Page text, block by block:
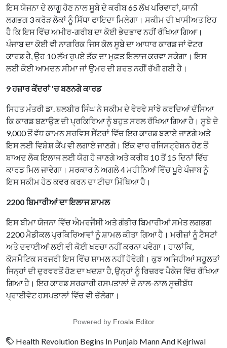
ਇਸ ਯੋਜਨਾ ਦੇ ਲਾਗੂ ਹੋਣ ਨਾਲ ਸੂਬੇ ਦੇ ਕਰੀਬ 65 ਲੱਖ ਪਰਿਵਾਰਾਂ, ਯਾਨੀ
ਲਗਭਗ 3 ਕਰੋੜ ਲੋਕਾਂ ਨੂੰ ਸਿੱਧਾ ਫਾਇਦਾ ਮਿਲੇਗਾ। ਸਕੀਮ ਦੀ ਖਾਸੀਅਤ ਇਹ
ਹੈ ਕਿ ਇਸ ਵਿੱਚ ਅਮੀਰ-ਗਰੀਬ ਦਾ ਕੋਈ ਭੇਦਭਾਵ ਨਹੀਂ ਰੱਖਿਆ ਗਿਆ।
ਪੰਜਾਬ ਦਾ ਕੋਈ ਵੀ ਨਾਗਰਿਕ ਜਿਸ ਕੋਲ ਸੂਬੇ ਦਾ ਆਧਾਰ ਕਾਰਡ ਜਾਂ ਵੋਟਰ
ਕਾਰਡ ਹੈ, ਉਹ 10 ਲੱਖ ਰੁਪਏ ਤੱਕ ਦਾ ਮੁਫ਼ਤ ਇਲਾਜ ਕਰਵਾ ਸਕੇਗਾ। ਇਸ
ਲਈ ਕੋਈ ਆਮਦਨ ਸੀਮਾ ਜਾਂ ਉਮਰ ਦੀ ਸ਼ਰਤ ਨਹੀਂ ਰੱਖੀ ਗਈ ਹੈ।
9 ਹਜ਼ਾਰ ਕੇਂਦਰਾਂ 'ਚ ਬਣਨਗੇ ਕਾਰਡ
ਸਿਹਤ ਮੰਤਰੀ ਡਾ. ਬਲਬੀਰ ਸਿੰਘ ਨੇ ਸਕੀਮ ਦੇ ਵੇਰਵੇ ਸਾਂਝੇ ਕਰਦਿਆਂ ਦੱਸਿਆ
ਕਿ ਕਾਰਡ ਬਣਾਉਣ ਦੀ ਪ੍ਰਕਿਰਿਆ ਨੂੰ ਬਹੁਤ ਸਰਲ ਰੱਖਿਆ ਗਿਆ ਹੈ। ਸੂਬੇ ਦੇ
9,000 ਤੋਂ ਵੱਧ ਕਾਮਨ ਸਰਵਿਸ ਸੈਂਟਰਾਂ ਵਿੱਚ ਇਹ ਕਾਰਡ ਬਣਾਏ ਜਾਣਗੇ ਅਤੇ
ਇਸ ਲਈ ਵਿਸ਼ੇਸ਼ ਕੈਂਪ ਵੀ ਲਗਾਏ ਜਾਣਗੇ। ਇੱਕ ਵਾਰ ਰਜਿਸਟ੍ਰੇਸ਼ਨ ਹੋਣ ਤੋਂ
ਬਾਅਦ ਲੋਕ ਇਲਾਜ ਲਈ ਯੋਗ ਹੋ ਜਾਣਗੇ ਅਤੇ ਕਰੀਬ 10 ਤੋਂ 15 ਦਿਨਾਂ ਵਿੱਚ
ਕਾਰਡ ਮਿਲ ਜਾਵੇਗਾ। ਸਰਕਾਰ ਨੇ ਅਗਲੇ 4 ਮਹੀਨਿਆਂ ਵਿੱਚ ਪੂਰੇ ਪੰਜਾਬ ਨੂੰ
ਇਸ ਸਕੀਮ ਹੇਠ ਕਵਰ ਕਰਨ ਦਾ ਟੀਚਾ ਮਿੱਥਿਆ ਹੈ।
2200 ਬਿਮਾਰੀਆਂ ਦਾ ਇਲਾਜ ਸ਼ਾਮਲ
ਇਸ ਬੀਮਾ ਯੋਜਨਾ ਵਿੱਚ ਐਮਰਜੈਂਸੀ ਅਤੇ ਗੰਭੀਰ ਬਿਮਾਰੀਆਂ ਸਮੇਤ ਲਗਭਗ
2200 ਮੈਡੀਕਲ ਪ੍ਰਕਿਰਿਆਵਾਂ ਨੂੰ ਸ਼ਾਮਲ ਕੀਤਾ ਗਿਆ ਹੈ। ਮਰੀਜ਼ਾਂ ਨੂੰ ਟੈਸਟਾਂ
ਅਤੇ ਦਵਾਈਆਂ ਲਈ ਵੀ ਕੋਈ ਖਰਚਾ ਨਹੀਂ ਕਰਨਾ ਪਵੇਗਾ। ਹਾਲਾਂਕਿ,
ਕੋਸਮੈਟਿਕ ਸਰਜਰੀ ਇਸ ਵਿੱਚ ਸ਼ਾਮਲ ਨਹੀਂ ਹੋਵੇਗੀ। ਕੁਝ ਅਜਿਹੀਆਂ ਸਹੂਲਤਾਂ
ਜਿਨ੍ਹਾਂ ਦੀ ਦੁਰਵਰਤੋਂ ਹੋਣ ਦਾ ਖਦਸ਼ਾ ਹੈ, ਉਨ੍ਹਾਂ ਨੂੰ ਰਿਜ਼ਰਵ ਪੈਕੇਜ ਵਿੱਚ ਰੱਖਿਆ
ਗਿਆ ਹੈ। ਇਹ ਕਾਰਡ ਸਰਕਾਰੀ ਹਸਪਤਾਲਾਂ ਦੇ ਨਾਲ-ਨਾਲ ਸੂਚੀਬੱਧ
ਪ੍ਰਾਈਵੇਟ ਹਸਪਤਾਲਾਂ ਵਿੱਚ ਵੀ ਚੱਲੇਗਾ।
Powered by Froala Editor
Health Revolution Begins In Punjab Mann And Kejriwal